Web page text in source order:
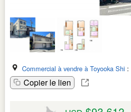
Commercial à vendre à Toyooka Shi :
Copier le lien